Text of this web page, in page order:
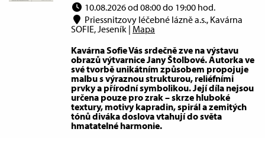
10.08.2026 od 08:00 do 19:00 hod.
Priessnitzovy léčebné lázně a.s., Kavárna
SOFIE, Jeseník | Mapa
Kavárna Sofie Vás srdečně zve na výstavu
obrazů výtvarnice Jany Štolbové. Autorka ve
své tvorbě unikátním způsobem propojuje
malbu s výraznou strukturou, reliéfními
prvky a přírodní symbolikou. Její díla nejsou
určena pouze pro zrak – skrze hluboké
textury, motivy kapradin, spirál a zemitých
tónů diváka doslova vtahují do světa
hmatatelné harmonie.